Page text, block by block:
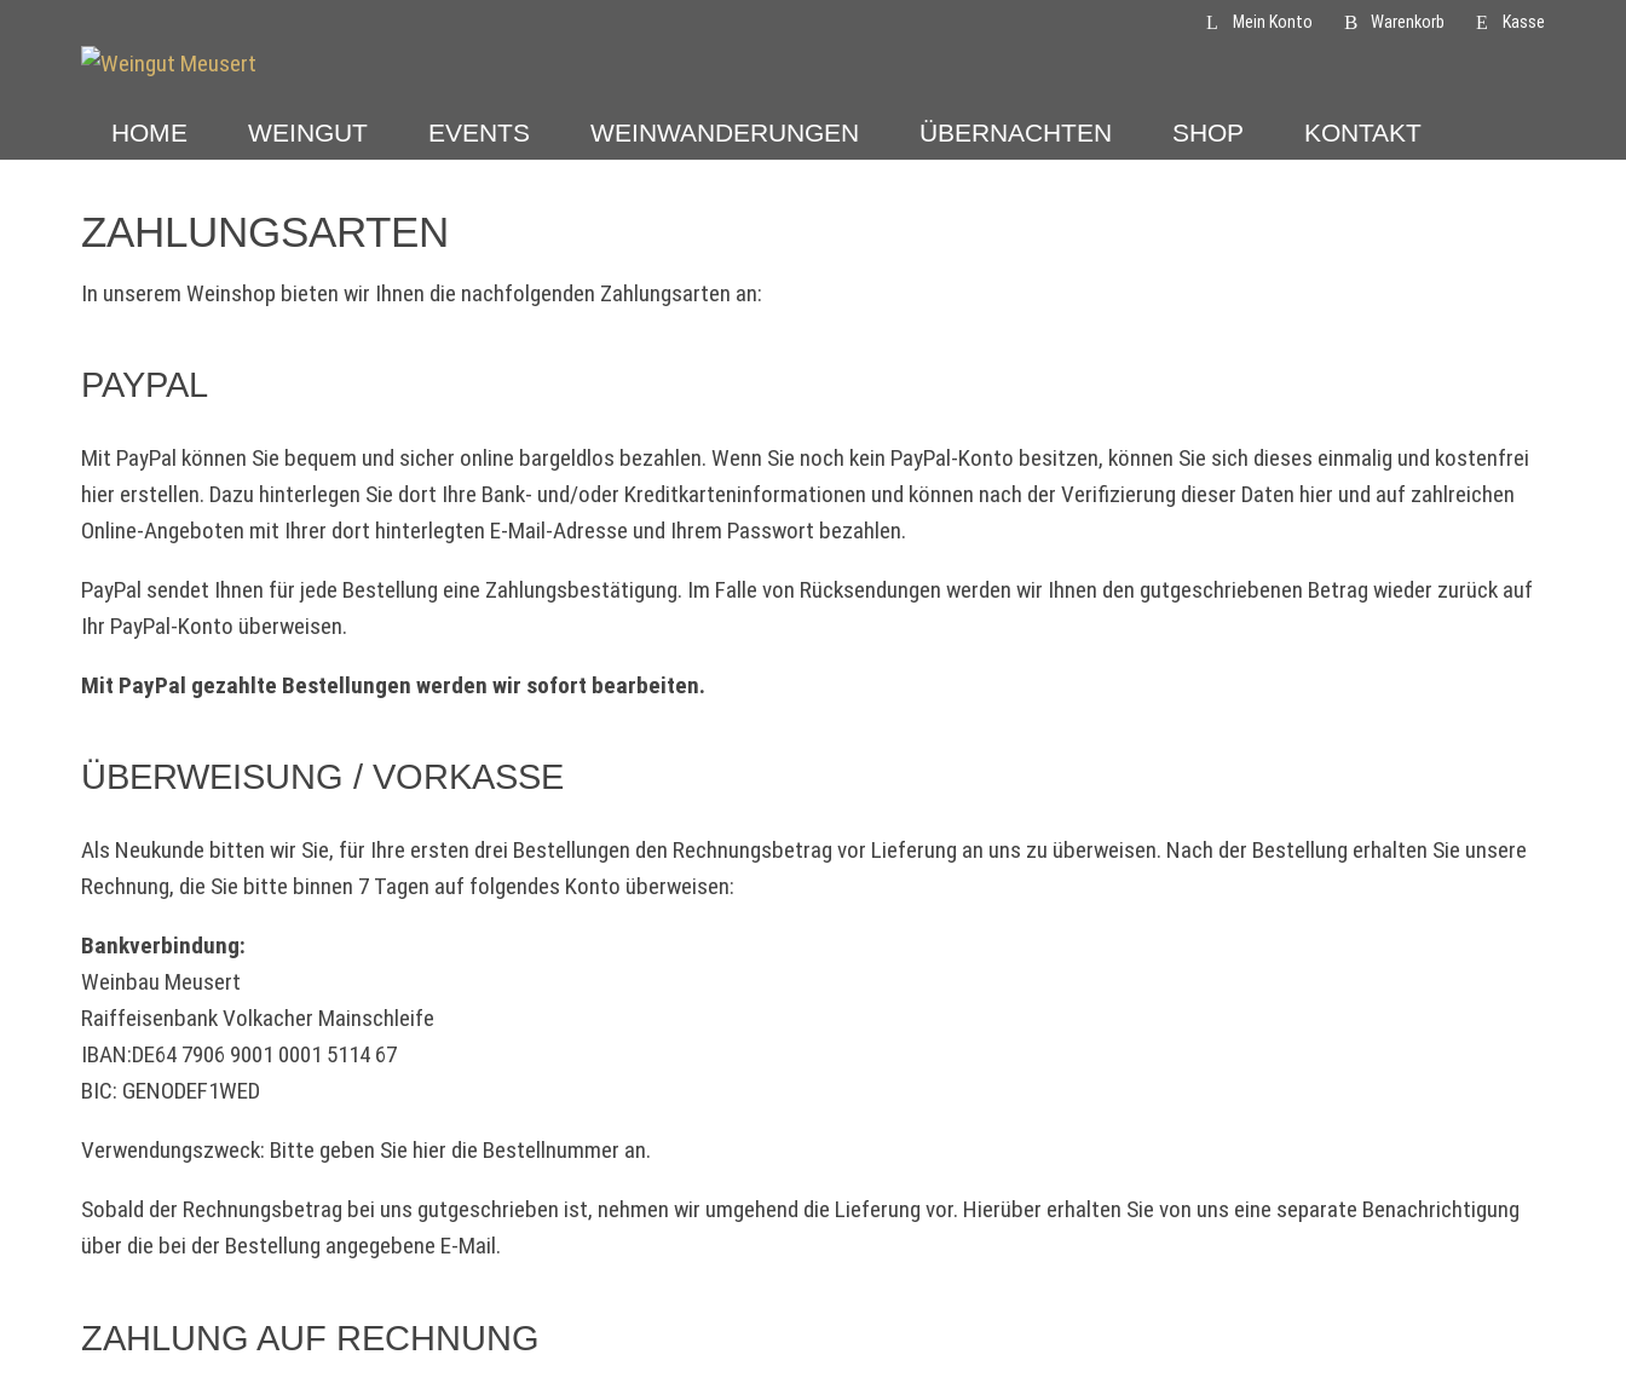
Mein Konto Warenkorb Kasse
HOME WEINGUT EVENTS WEINWANDERUNGEN ÜBERNACHTEN SHOP KONTAKT
ZAHLUNGSARTEN
In unserem Weinshop bieten wir Ihnen die nachfolgenden Zahlungsarten an:
PAYPAL
Mit PayPal können Sie bequem und sicher online bargeldlos bezahlen. Wenn Sie noch kein PayPal-Konto besitzen, können Sie sich dieses einmalig und kostenfrei
hier erstellen. Dazu hinterlegen Sie dort Ihre Bank- und/oder Kreditkarteninformationen und können nach der Verifizierung dieser Daten hier und auf zahlreichen
Online-Angeboten mit Ihrer dort hinterlegten E-Mail-Adresse und Ihrem Passwort bezahlen.
PayPal sendet Ihnen für jede Bestellung eine Zahlungsbestätigung. Im Falle von Rücksendungen werden wir Ihnen den gutgeschriebenen Betrag wieder zurück auf
Ihr PayPal-Konto überweisen.
Mit PayPal gezahlte Bestellungen werden wir sofort bearbeiten.
ÜBERWEISUNG / VORKASSE
Als Neukunde bitten wir Sie, für Ihre ersten drei Bestellungen den Rechnungsbetrag vor Lieferung an uns zu überweisen. Nach der Bestellung erhalten Sie unsere
Rechnung, die Sie bitte binnen 7 Tagen auf folgendes Konto überweisen:
Bankverbindung:
Weinbau Meusert
Raiffeisenbank Volkacher Mainschleife
IBAN:DE64 7906 9001 0001 5114 67
BIC: GENODEF1WED
Verwendungszweck: Bitte geben Sie hier die Bestellnummer an.
Sobald der Rechnungsbetrag bei uns gutgeschrieben ist, nehmen wir umgehend die Lieferung vor. Hierüber erhalten Sie von uns eine separate Benachrichtigung
über die bei der Bestellung angegebene E-Mail.
ZAHLUNG AUF RECHNUNG